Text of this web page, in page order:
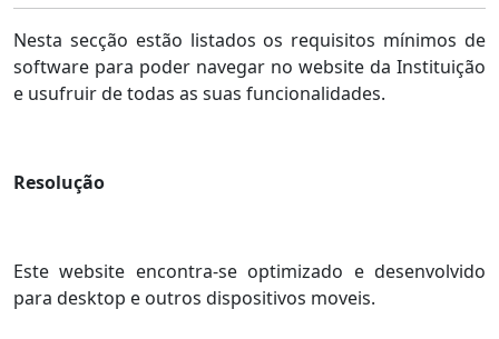
Nesta secção estão listados os requisitos mínimos de
software para poder navegar no website da Instituição
e usufruir de todas as suas funcionalidades.
Resolução
Este website encontra-se optimizado e desenvolvido
para desktop e outros dispositivos moveis.